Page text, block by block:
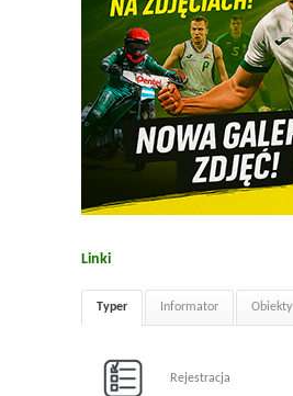
Linki
Typer Informator Obiekty
Rejestracja